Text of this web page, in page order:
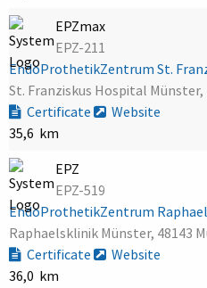
EPZmax
EPZ-211
EndoProthetikZentrum St.
St. Franziskus Hospital
Certificate
Website
35,6 km
EPZ
EPZ-519
EndoProthetikZentrum
Raphaelsklinik Münster, 48143
Certificate
Website
36,0 km